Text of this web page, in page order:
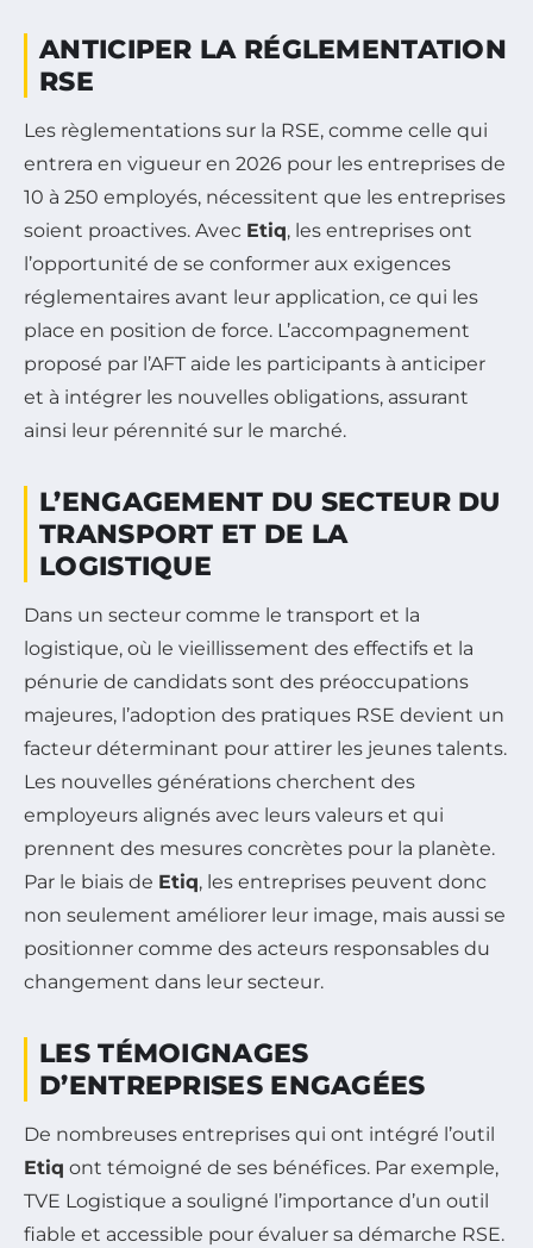
ANTICIPER LA RÉGLEMENTATION
RSE
Les règlementations sur la RSE, comme celle qui
entrera en vigueur en 2026 pour les entreprises de
10 à 250 employés, nécessitent que les entreprises
soient proactives. Avec Etiq, les entreprises ont
l’opportunité de se conformer aux exigences
réglementaires avant leur application, ce qui les
place en position de force. L’accompagnement
proposé par l’AFT aide les participants à anticiper
et à intégrer les nouvelles obligations, assurant
ainsi leur pérennité sur le marché.
L’ENGAGEMENT DU SECTEUR DU
TRANSPORT ET DE LA
LOGISTIQUE
Dans un secteur comme le transport et la
logistique, où le vieillissement des effectifs et la
pénurie de candidats sont des préoccupations
majeures, l’adoption des pratiques RSE devient un
facteur déterminant pour attirer les jeunes talents.
Les nouvelles générations cherchent des
employeurs alignés avec leurs valeurs et qui
prennent des mesures concrètes pour la planète.
Par le biais de Etiq, les entreprises peuvent donc
non seulement améliorer leur image, mais aussi se
positionner comme des acteurs responsables du
changement dans leur secteur.
LES TÉMOIGNAGES
D’ENTREPRISES ENGAGÉES
De nombreuses entreprises qui ont intégré l’outil
Etiq ont témoigné de ses bénéfices. Par exemple,
TVE Logistique a souligné l’importance d’un outil
fiable et accessible pour évaluer sa démarche RSE.